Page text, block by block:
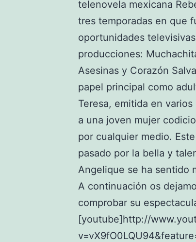
telenovela mexicana
tres temporadas en que
oportunidades
producciones:
Asesinas y Corazón
papel principal como
Teresa, emitida en
a una joven mujer
por cualquier medio.
pasado por la bella y
Angelique se ha sentido
A continuación os
comprobar su
[youtube]http://